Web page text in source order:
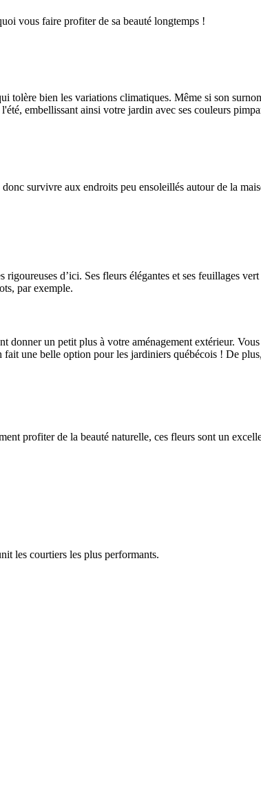
vous faire profiter de sa beauté longtemps !
tolère bien les variations climatiques. Même si son
embellissant ainsi votre jardin avec ses couleurs
survivre aux endroits peu ensoleillés autour de la
d’ici. Ses fleurs élégantes et ses feuillages
par exemple.
donner un petit plus à votre aménagement extérieur.
une belle option pour les jardiniers québécois ! De
profiter de la beauté naturelle, ces fleurs sont un
les courtiers les plus performants.